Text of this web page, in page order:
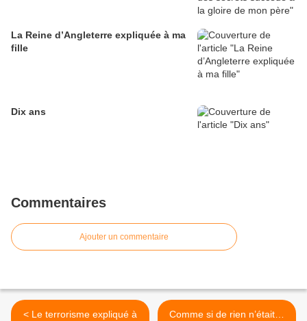
La Reine d’Angleterre expliquée à ma
fille
Dix ans
Commentaires
Ajouter un commentaire
< Le terrorisme expliqué à
Comme si de rien n’était…